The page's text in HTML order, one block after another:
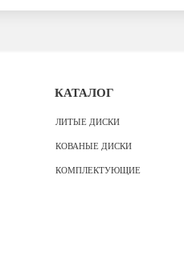
КАТАЛОГ
ЛИТЫЕ ДИСКИ
КОВАНЫЕ ДИСКИ
КОМПЛЕКТУЮЩИЕ